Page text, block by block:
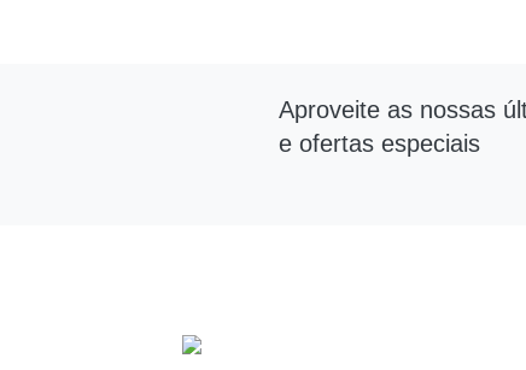
Aproveite as nossas
e ofertas especiais